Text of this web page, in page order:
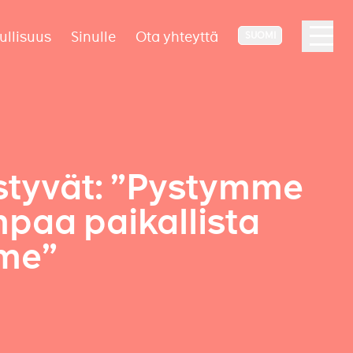
Sinulle Ota yhteyttä
”Pystymme
paikallista